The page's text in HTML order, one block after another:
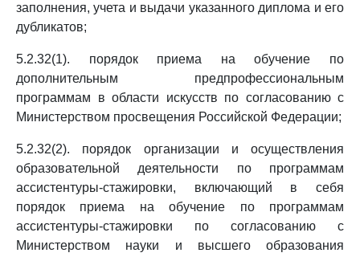
заполнения, учета и выдачи указанного диплома и его
дубликатов;
5.2.32(1). порядок приема на обучение по
дополнительным предпрофессиональным
программам в области искусств по согласованию с
Министерством просвещения Российской Федерации;
5.2.32(2). порядок организации и осуществления
образовательной деятельности по программам
ассистентуры-стажировки, включающий в себя
порядок приема на обучение по программам
ассистентуры-стажировки по согласованию с
Министерством науки и высшего образования